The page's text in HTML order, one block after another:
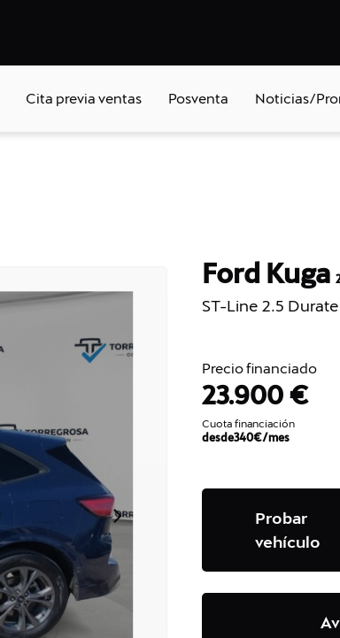
Cita previa ventas Posventa Noticias/
Ford Kuga
ST-Line 2.5
Precio financiado
23.900 €
Cuota financiación
desde340€/mes
Probar
vehículo